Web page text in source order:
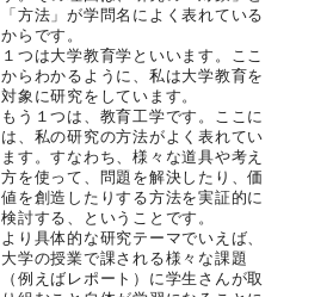
「方法」が学問名によく表れている
からです。
１つは大学教育学といいます。ここ
からわかるように、私は大学教育を
対象に研究をしています。
もう１つは、教育工学です。ここに
は、私の研究の方法がよく表れてい
ます。すなわち、様々な道具や考え
方を使って、問題を解決したり、価
値を創造したりする方法を実証的に
検討する、ということです。
より具体的な研究テーマでいえば、
大学の授業で課される様々な課題
（例えばレポート）に学生さんが取